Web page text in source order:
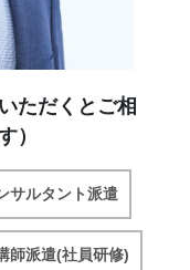
ただくとご相
）
サルタント派遣
師派遣(社員研修)